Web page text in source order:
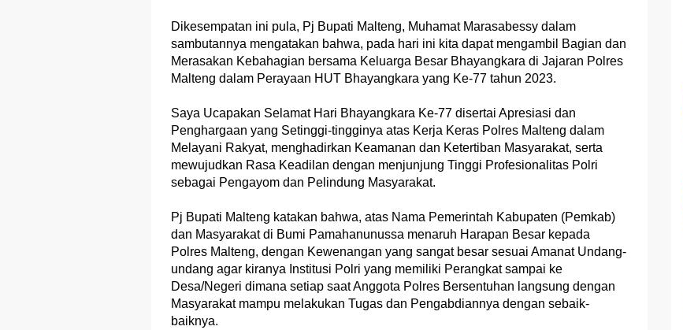
Dikesempatan ini pula, Pj Bupati Malteng, Muhamat Marasabessy dalam
sambutannya mengatakan bahwa, pada hari ini kita dapat mengambil Bagian dan
Merasakan Kebahagian bersama Keluarga Besar Bhayangkara di Jajaran Polres
Malteng dalam Perayaan HUT Bhayangkara yang Ke-77 tahun 2023.
Saya Ucapakan Selamat Hari Bhayangkara Ke-77 disertai Apresiasi dan
Penghargaan yang Setinggi-tingginya atas Kerja Keras Polres Malteng dalam
Melayani Rakyat, menghadirkan Keamanan dan Ketertiban Masyarakat, serta
mewujudkan Rasa Keadilan dengan menjunjung Tinggi Profesionalitas Polri
sebagai Pengayom dan Pelindung Masyarakat.
Pj Bupati Malteng katakan bahwa, atas Nama Pemerintah Kabupaten (Pemkab)
dan Masyarakat di Bumi Pamahanunussa menaruh Harapan Besar kepada
Polres Malteng, dengan Kewenangan yang sangat besar sesuai Amanat Undang-
undang agar kiranya Institusi Polri yang memiliki Perangkat sampai ke
Desa/Negeri dimana setiap saat Anggota Polres Bersentuhan langsung dengan
Masyarakat mampu melakukan Tugas dan Pengabdiannya dengan sebaik-
baiknya.